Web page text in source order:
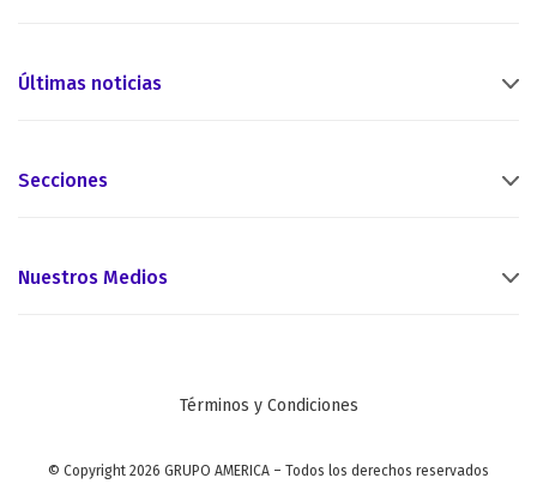
Últimas noticias
Secciones
Nuestros Medios
Términos y Condiciones
© Copyright 2026 GRUPO AMERICA – Todos los derechos reservados